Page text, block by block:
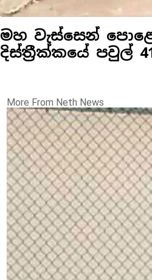
මහ වැස්සෙන්
දිස්ත්‍රීක්කයේ පවුල්
More From Neth News